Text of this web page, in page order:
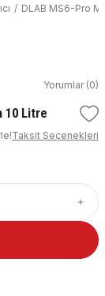
DLAB MS6-Pro
Yorumlar (0)
10 Litre
Taksit Seçenekleri